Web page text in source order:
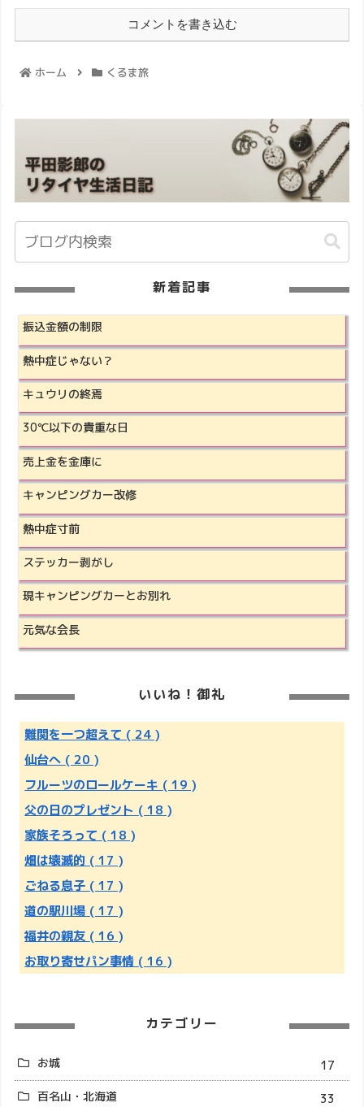
コメントを書き込む
ホーム くるま旅
新着記事
振込金額の制限
熱中症じゃない？
キュウリの終焉
30℃以下の貴重な日
売上金を金庫に
キャンピングカー改修
熱中症寸前
ステッカー剥がし
現キャンピングカーとお別れ
元気な会長
いいね！御礼
難関を一つ超えて ( 24 )
仙台へ ( 20 )
フルーツのロールケーキ ( 19 )
父の日のプレゼント ( 18 )
家族そろって ( 18 )
畑は壊滅的 ( 17 )
ごねる息子 ( 17 )
道の駅川場 ( 17 )
福井の親友 ( 16 )
お取り寄せパン事情 ( 16 )
カテゴリー
お城
17
百名山・北海道
33